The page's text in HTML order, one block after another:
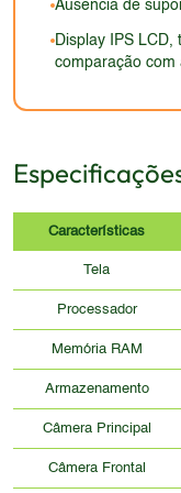
tendências
sofisticação. É
para o período, o
Ausência de
Display IPS LCD,
comparação com
Características
Tela
Processador
Memória RAM
Armazenamento
Câmera Principal
Câmera Frontal